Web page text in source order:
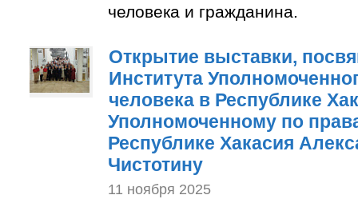
человека и гражданина.
Открытие выставки,
Института
человека в Республике
Уполномоченному по
Республике Хакасия
Чистотину
11 ноября 2025